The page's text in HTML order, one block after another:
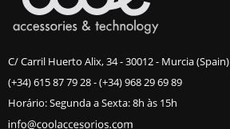
C/ Carril Huerto Alix, 34 - 30012 - Murcia (Spain)
(+34) 615 87 79 28-(+34) 968 29 69 89
Horário: Segunda a Sexta: 8h às 15h